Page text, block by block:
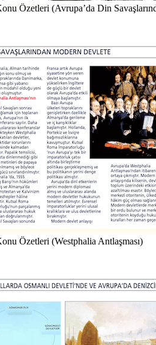
Özetleri (Avrupa’da Din
Özetleri (Westphalia Antlaşması)